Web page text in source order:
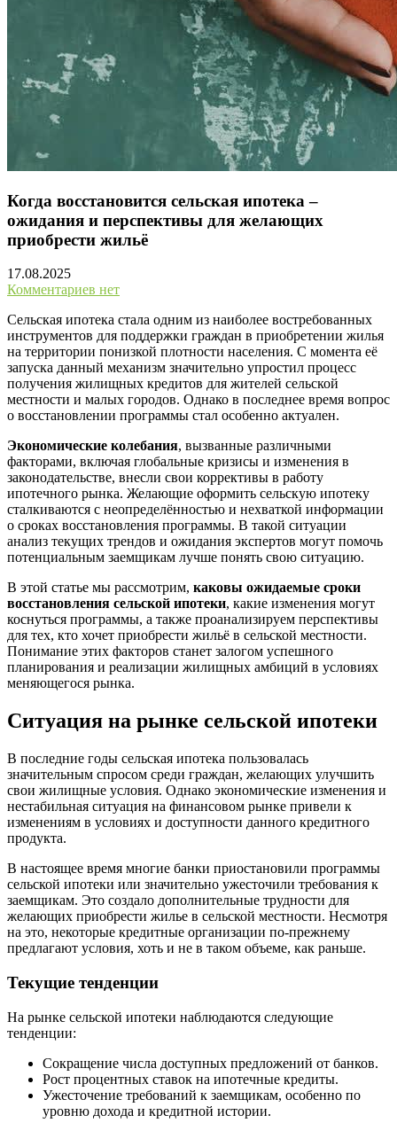
Когда восстановится сельская ипотека –
ожидания и перспективы для желающих
приобрести жильё
17.08.2025
Комментариев нет
Сельская ипотека стала одним из наиболее востребованных
инструментов для поддержки граждан в приобретении жилья
на территории понизкой плотности населения. С момента её
запуска данный механизм значительно упростил процесс
получения жилищных кредитов для жителей сельской
местности и малых городов. Однако в последнее время вопрос
о восстановлении программы стал особенно актуален.
Экономические колебания, вызванные различными
факторами, включая глобальные кризисы и изменения в
законодательстве, внесли свои коррективы в работу
ипотечного рынка. Желающие оформить сельскую ипотеку
сталкиваются с неопределённостью и нехваткой информации
о сроках восстановления программы. В такой ситуации
анализ текущих трендов и ожидания экспертов могут помочь
потенциальным заемщикам лучше понять свою ситуацию.
В этой статье мы рассмотрим, каковы ожидаемые сроки
восстановления сельской ипотеки, какие изменения могут
коснуться программы, а также проанализируем перспективы
для тех, кто хочет приобрести жильё в сельской местности.
Понимание этих факторов станет залогом успешного
планирования и реализации жилищных амбиций в условиях
меняющегося рынка.
Ситуация на рынке сельской ипотеки
В последние годы сельская ипотека пользовалась
значительным спросом среди граждан, желающих улучшить
свои жилищные условия. Однако экономические изменения и
нестабильная ситуация на финансовом рынке привели к
изменениям в условиях и доступности данного кредитного
продукта.
В настоящее время многие банки приостановили программы
сельской ипотеки или значительно ужесточили требования к
заемщикам. Это создало дополнительные трудности для
желающих приобрести жилье в сельской местности. Несмотря
на это, некоторые кредитные организации по-прежнему
предлагают условия, хоть и не в таком объеме, как раньше.
Текущие тенденции
На рынке сельской ипотеки наблюдаются следующие
тенденции:
Сокращение числа доступных предложений от банков.
Рост процентных ставок на ипотечные кредиты.
Ужесточение требований к заемщикам, особенно по
уровню дохода и кредитной истории.